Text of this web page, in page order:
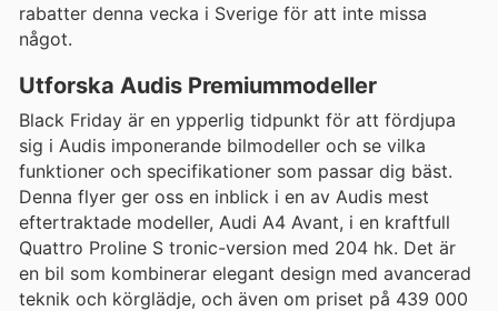
rabatter denna vecka i Sverige för att inte missa
något.
Utforska Audis Premiummodeller
Black Friday är en ypperlig tidpunkt för att fördjupa
sig i Audis imponerande bilmodeller och se vilka
funktioner och specifikationer som passar dig bäst.
Denna flyer ger oss en inblick i en av Audis mest
eftertraktade modeller, Audi A4 Avant, i en kraftfull
Quattro Proline S tronic-version med 204 hk. Det är
en bil som kombinerar elegant design med avancerad
teknik och körglädje, och även om priset på 439 000